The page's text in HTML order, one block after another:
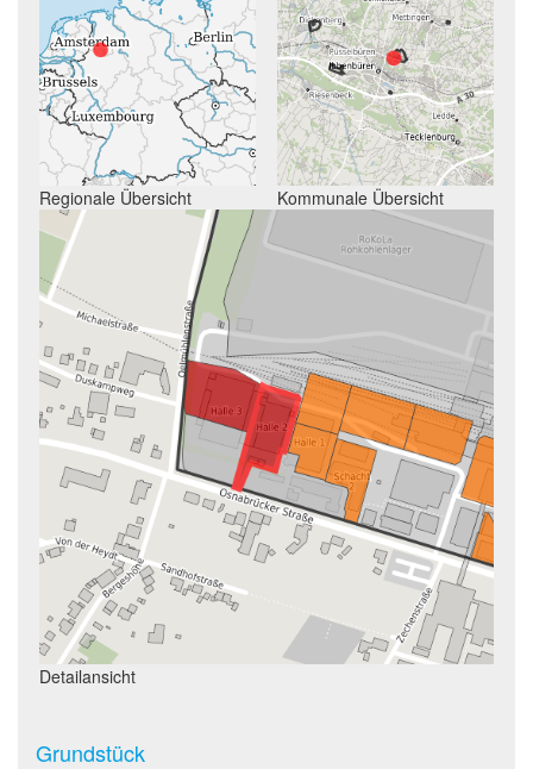
Regionale Übersicht Kommunale Übersicht
Detailansicht
Grundstück